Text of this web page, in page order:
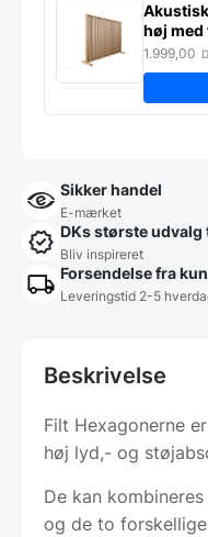
høj med
1.999,00
Sikker handel
E-mærket
DKs største
Bliv inspireret
Forsendelse fra
Leveringstid 2-5
Beskrivelse
Filt Hexagonerne
høj lyd,- og
De kan
og de to